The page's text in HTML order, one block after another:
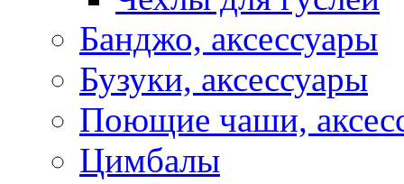
Банджо, аксессуары
Бузуки, аксессуары
Поющие чаши,
Цимбалы